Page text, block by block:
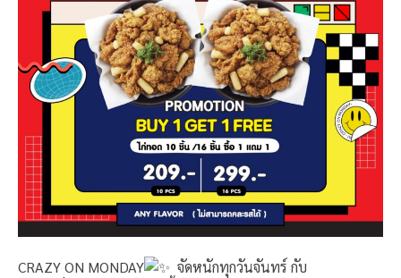
CRAZY ON MONDAY
จัดหนักทุกวันจันทร์ กับ